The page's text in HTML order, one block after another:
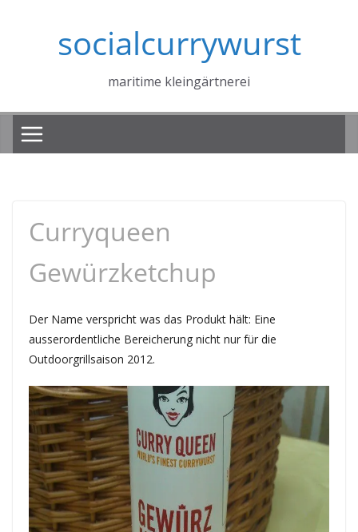
socialcurrywurst
maritime kleingärtnerei
Curryqueen
Gewürzketchup
Der Name verspricht was das Produkt hält: Eine
ausserordentliche Bereicherung nicht nur für die
Outdoorgrillsaison 2012.